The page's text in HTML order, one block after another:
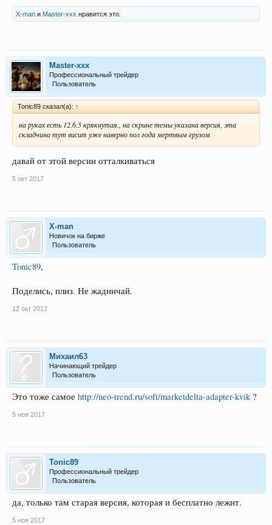
X-man и Master-xxx нравится это.
Master-xxx
Профессиональный трейдер
Пользователь
Tonic89 сказал(а): ↑
на руках есть 12.6.5 крякнутая., на скрине темы указана версия, эта
складчина тут висит уже наверно пол года мертвым грузом
давай от этой версии отталкиваться
5 окт 2017
X-man
Новичок на бирже
Пользователь
Tonic89,
Поделись, плиз. Не жадничай.
12 окт 2017
Михаил63
Начинающий трейдер
Пользователь
Это тоже самое http://neo-trend.ru/soft/marketdelta-adapter-kvik?
5 ноя 2017
Tonic89
Профессиональный трейдер
Пользователь
да, только там старая версия, которая и бесплатно лежит.
5 ноя 2017